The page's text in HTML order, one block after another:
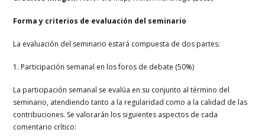
Forma y criterios de evaluación del seminario
La evaluación del seminario estará compuesta de dos partes:
1. Participación semanal en los foros de debate (50%)
La participación semanal se evalúa en su conjunto al término del
seminario, atendiendo tanto a la regularidad como a la calidad de las
contribuciones. Se valorarán los siguientes aspectos de cada
comentario crítico: